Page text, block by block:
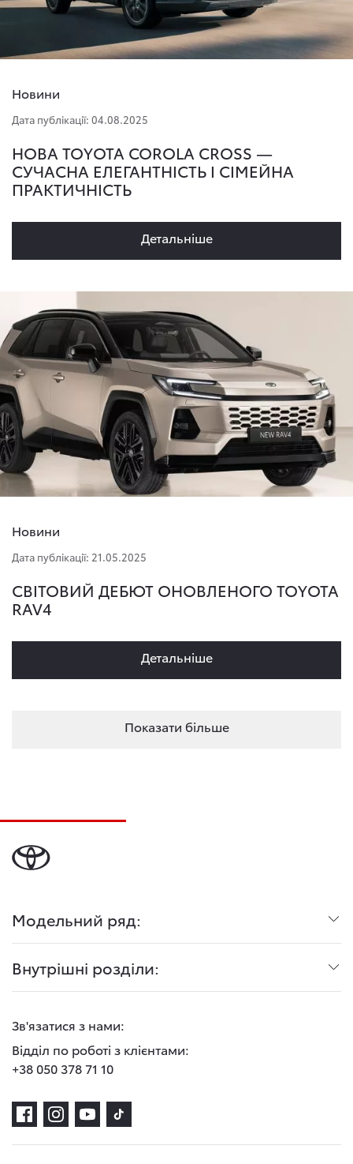
Новини
Дата публікації: 04.08.2025
НОВА TOYOTA COROLA CROSS —
СУЧАСНА ЕЛЕГАНТНІСТЬ І СІМЕЙНА
ПРАКТИЧНІСТЬ
Детальнiше
Новини
Дата публікації: 21.05.2025
СВІТОВИЙ ДЕБЮТ ОНОВЛЕНОГО TOYOTA
RAV4
Детальнiше
Показати більше
Модельний ряд:
Внутрішні розділи:
Зв'язатися з нами:
Відділ по роботі з клієнтами:
+38 050 378 71 10